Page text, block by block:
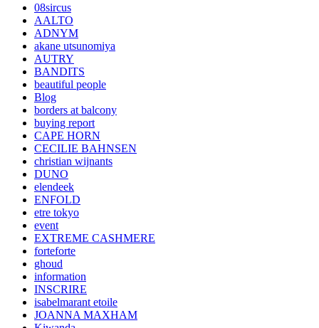
08sircus
AALTO
ADNYM
akane utsunomiya
AUTRY
BANDITS
beautiful people
Blog
borders at balcony
buying report
CAPE HORN
CECILIE BAHNSEN
christian wijnants
DUNO
elendeek
ENFOLD
etre tokyo
event
EXTREME CASHMERE
forteforte
ghoud
information
INSCRIRE
isabelmarant etoile
JOANNA MAXHAM